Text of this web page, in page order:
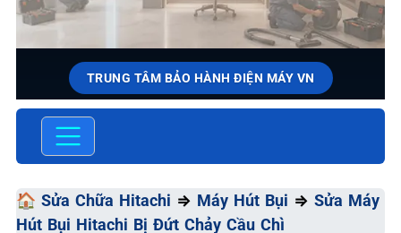
TRUNG TÂM BẢO HÀNH ĐIỆN MÁY VN
SỬA CHỮA & BẢO HÀNH
Đa
🏠 Sửa Chữa Hitachi ⇒ Máy Hút Bụi ⇒ Sửa Máy
Hút Bụi Hitachi Bị Đứt Chảy Cầu Chì